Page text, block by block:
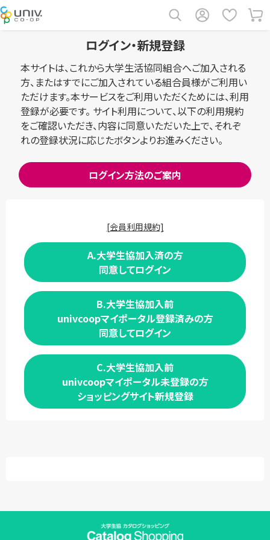
ログイン・新規登録
本サイトは、これから大学生活協同組合へご加入される
方、またはすでにご加入されている組合員様がご利用い
ただけます。本サービスをご利用いただくためには、利用
登録が必要です。 サイト利用について、以下の利用規約
をご確認いただき、内容に同意いただいた上で、それぞ
れの登録状況に応じたボタンよりお進みください。
ログイン方法のご案内
[会員利用規約]
A.大学生協加入済の方
同意してログイン
B.大学生協加入前
univcoopマイポータル登録済みの方
同意してログイン
C.大学生協加入前
univcoopマイポータル未登録の方
ショッピングサイト新規登録